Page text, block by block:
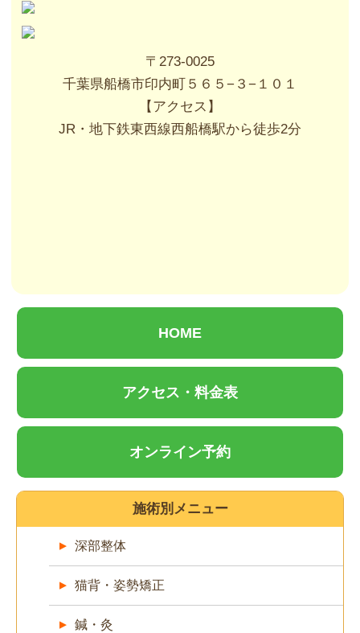
〒273-0025
千葉県船橋市印内町５６５−３−１０１
【アクセス】
JR・地下鉄東西線西船橋駅から徒歩2分
HOME
アクセス・料金表
オンライン予約
施術別メニュー
深部整体
猫背・姿勢矯正
鍼・灸